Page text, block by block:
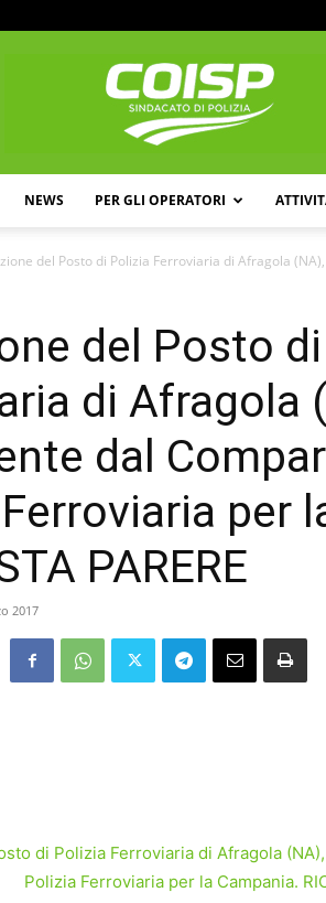
NEWS PER GLI OPERATORI
del Posto di Polizia Ferroviaria di Afragola
del Posto
di Afragola
dal
per
PARERE
2017
di Polizia Ferroviaria di Afragola
Polizia Ferroviaria per la Campania.